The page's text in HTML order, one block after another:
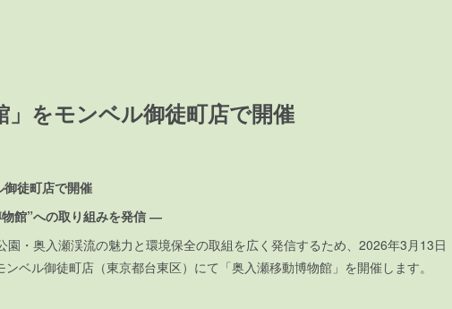
」をモンベル御徒町店で開催
御徒町店で開催
館”への取り組みを発信 ―
園・奥入瀬渓流の魅力と環境保全の取組を広く発信するため、2026年3月13日
ベル御徒町店（東京都台東区）にて「奥入瀬移動博物館」を開催します。